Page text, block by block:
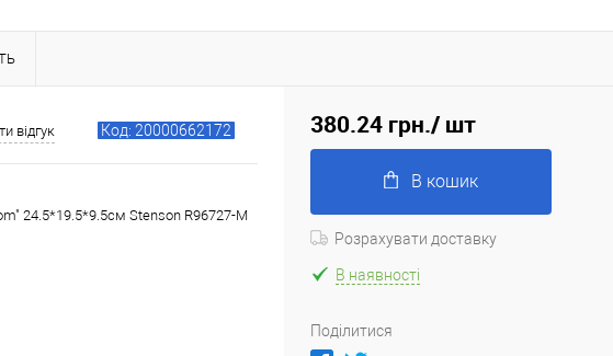
відгук Код: 20000662172
24.5*19.5*9.5см Stenson R96727-M
380.24 грн./ шт
В кошик
Розрахувати доставку
В наявності
Поділитися